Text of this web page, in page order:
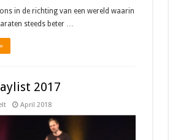
in de richting van een wereld waarin
steeds beter …
2017
April 2018